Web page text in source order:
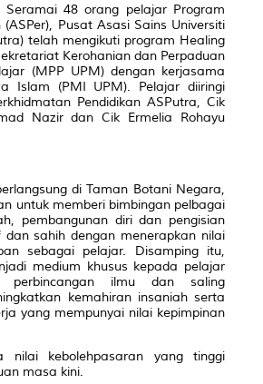
48 orang pelajar Program
Pusat Asasi Sains Universiti
telah mengikuti program Healing
Kerohanian dan Perpaduan
(MPP UPM) dengan kerjasama
Islam (PMI UPM). Pelajar diiringi
Pendidikan ASPutra, Cik
Nazir dan Cik Ermelia Rohayu
di Taman Botani Negara,
untuk memberi bimbingan pelbagai
pembangunan diri dan pengisian
dan sahih dengan menerapkan nilai
sebagai pelajar. Disamping itu,
medium khusus kepada pelajar
perbincangan ilmu dan saling
kemahiran insaniah serta
yang mempunyai nilai kepimpinan
nilai kebolehpasaran yang tinggi
masa kini.